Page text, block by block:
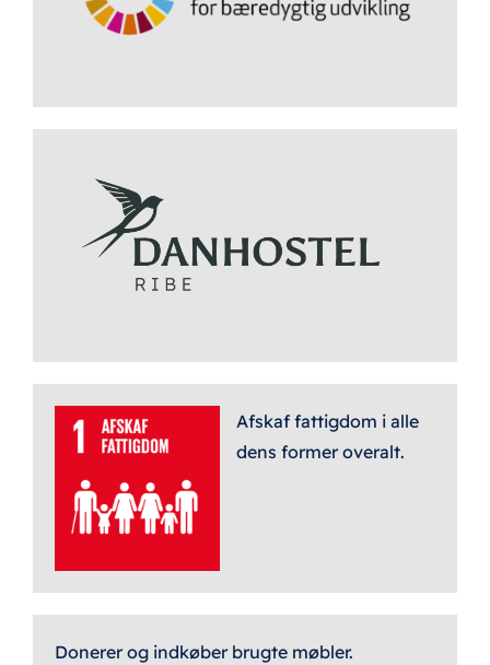
Afskaf fattigdom i alle
dens former overalt.
Donerer og indkøber brugte møbler.